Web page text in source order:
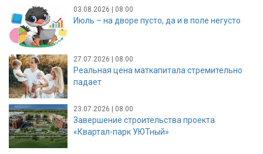
03.08.2026 | 08:00
Июль – на дворе пусто, да и в поле негусто
27.07.2026 | 08:00
Реальная цена маткапитала стремительно
падает
23.07.2026 | 08:00
Завершение строительства проекта
«Квартал-парк УЮТный»